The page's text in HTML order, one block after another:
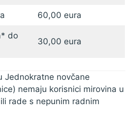
60,00 eura
do
30,00 eura
Jednokratne novčane
nemaju korisnici mirovina u
rade s nepunim radnim